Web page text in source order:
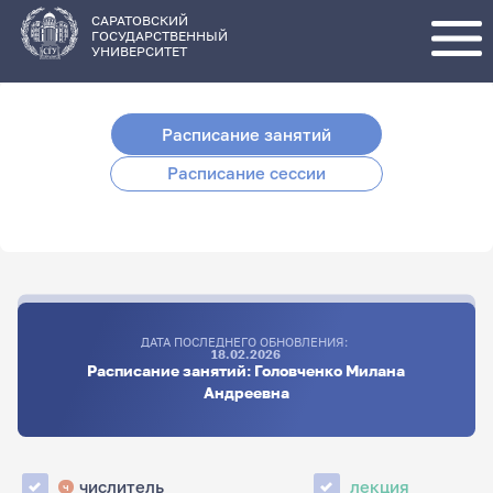
основному
содержанию
САРАТОВСКИЙ
ГОСУДАРСТВЕННЫЙ
УНИВЕРСИТЕТ
Расписание занятий
Расписание сессии
ДАТА ПОСЛЕДНЕГО ОБНОВЛЕНИЯ:
18.02.2026
Расписание занятий: Головченко Милана
Андреевна
ч числитель
лекция